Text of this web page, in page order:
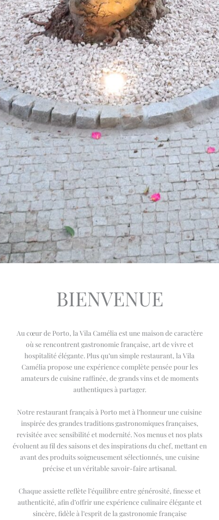
BIENVENUE
Au cœur de Porto, la Vila Camélia est une maison de caractère
où se rencontrent gastronomie française, art de vivre et
hospitalité élégante. Plus qu’un simple restaurant, la Vila
Camélia propose une expérience complète pensée pour les
amateurs de cuisine raffinée, de grands vins et de moments
authentiques à partager.
Notre restaurant français à Porto met à l’honneur une cuisine
inspirée des grandes traditions gastronomiques françaises,
revisitée avec sensibilité et modernité. Nos menus et nos plats
évoluent au fil des saisons et des inspirations du chef, mettant en
avant des produits soigneusement sélectionnés, une cuisine
précise et un véritable savoir-faire artisanal.
Chaque assiette reflète l’équilibre entre générosité, finesse et
authenticité, afin d’offrir une expérience culinaire élégante et
sincère, fidèle à l’esprit de la gastronomie française